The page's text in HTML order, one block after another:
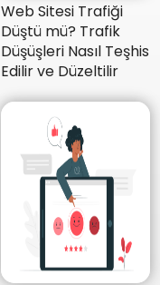
​Web Sitesi Trafiği
Düştü mü? Trafik
Düşüşleri Nasıl Teşhis
Edilir ve Düzeltilir